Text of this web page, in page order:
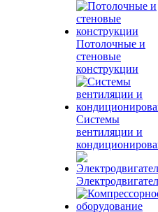
Потолочные и
стеновые
конструкции
Системы
вентиляции и